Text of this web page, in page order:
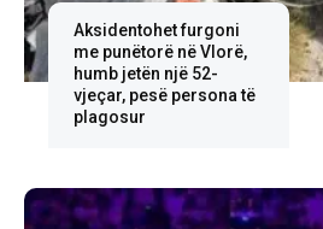
Aksidentohet furgoni
me punëtorë në Vlorë,
humb jetën një 52-
vjeçar, pesë persona të
plagosur